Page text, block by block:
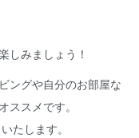
しみましょう！
ングや自分のお部屋な
ススメです。
たします。